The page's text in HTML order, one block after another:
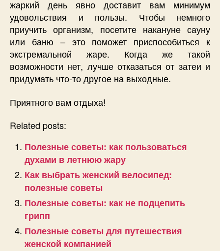
жаркий день явно доставит вам минимум
удовольствия и пользы. Чтобы немного
приучить организм, посетите накануне сауну
или баню – это поможет приспособиться к
экстремальной жаре. Когда же такой
возможности нет, лучше отказаться от затеи и
придумать что-то другое на выходные.
Приятного вам отдыха!
Related posts:
Полезные советы: как пользоваться
духами в летнюю жару
Как выбрать женский велосипед:
полезные советы
Полезные советы: как не подцепить
грипп
Полезные советы для путешествия
женской компанией